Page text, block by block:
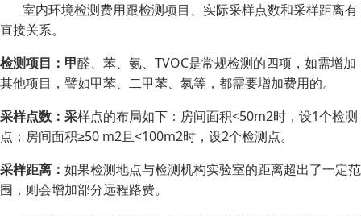
室内环境检测费用跟检测项目、实际采样点数和采样距离有
直接关系。
检测项目：甲醛、苯、氨、TVOC是常规检测的四项，如需增加
其他项目，譬如甲苯、二甲苯、氡等，都需要增加费用的。
采样点数：采样点的布局如下：房间面积<50m2时，设1个检测
点；房间面积≥50 m2且<100m2时，设2个检测点。
采样距离： 如果检测地点与检测机构实验室的距离超出了一定范
围，则会增加部分远程路费。